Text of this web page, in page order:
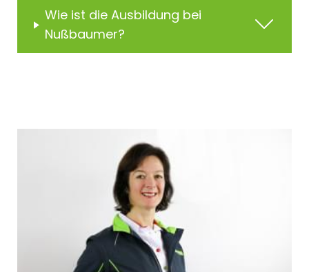
Wie ist die Ausbildung bei
Nußbaumer?